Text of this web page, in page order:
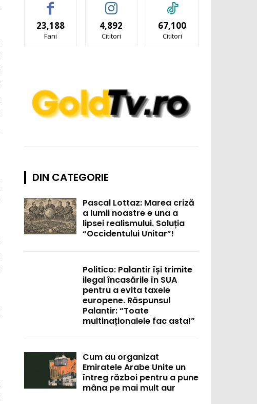
23,188
Fani
4,892
Cititori
67,100
Cititori
DIN CATEGORIE
Pascal Lottaz: Marea criză
a lumii noastre e una a
lipsei realismului. Soluția
“Occidentului Unitar”!
Politico: Palantir își trimite
ilegal încasările în SUA
pentru a evita taxele
europene. Răspunsul
Palantir: “Toate
multinaționalele fac asta!”
Cum au organizat
Emiratele Arabe Unite un
întreg război pentru a pune
mâna pe mai mult aur